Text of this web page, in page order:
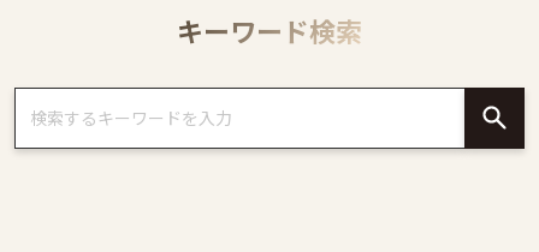
キーワード検索